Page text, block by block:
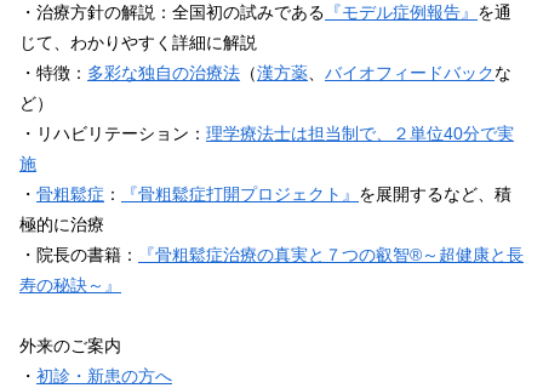
・治療方針の解説：全国初の試みである 『モデル症例報告』 を通
じて、わかりやすく詳細に解説
・特徴： 多彩な独自の治療法 （漢方薬 バイオフィードバックな
ど）
・リハビリテーション： 理学療法士は担当制で、２単位40分で実
施
・ 骨粗鬆症 ： 『骨粗鬆症打開プロジェクト』 を展開するなど、積
極的に治療
・院長の書籍：
『骨粗鬆症治療の真実と７つの叡智®～超健康と長
寿の秘訣～』
外来のご案内
・ 初診・新患の方へ